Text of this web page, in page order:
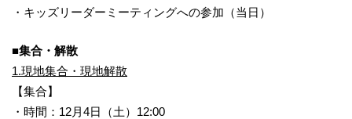
・キッズリーダーミーティングへの参加（当日）
■集合・解散
1.現地集合・現地解散
【集合】
・時間：12月4日（土）12:00